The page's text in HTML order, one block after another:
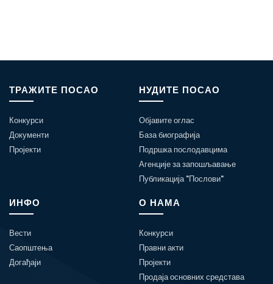
ТРАЖИТЕ ПОСАО
Конкурси
Документи
Пројекти
НУДИТЕ ПОСАО
Објавите оглас
База биографија
Подршка послодавцима
Агенције за запошљавање
Публикација "Послови"
ИНФО
Вести
Саопштења
Догађаји
О НАМА
Конкурси
Правни акти
Пројекти
Продаја основних средстава